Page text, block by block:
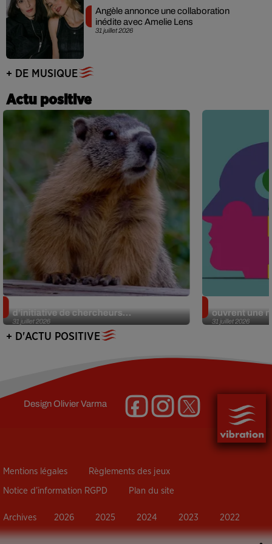
31 juillet 2026
Angèle annonce une collaboration
inédite avec Amelie Lens
+ DE MUSIQUE
Actu positive
31 juillet 2026
d’initiative de chercheurs...
31 juillet 2026
ouvrent une
+ D'ACTU POSITIVE
DesignOlivier Varma
Mentions légales Règlements des jeux
Notice d’information RGPD Plan du site
Archives 2026 2025 2024 2023 2022